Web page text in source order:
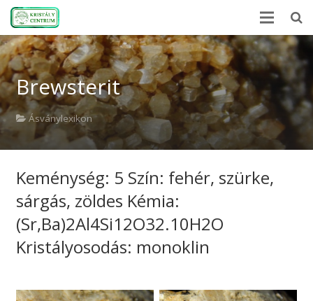
Kezdőlap
Ásványlexikon
Kristályerő
A kövekről
Rólunk
Kapcsolat
Brewsterit
Ásványlexikon
Keménység: 5 Szín: fehér, szürke,
sárgás, zöldes Kémia:
(Sr,Ba)2Al4Si12O32.10H2O
Kristályosodás: monoklin